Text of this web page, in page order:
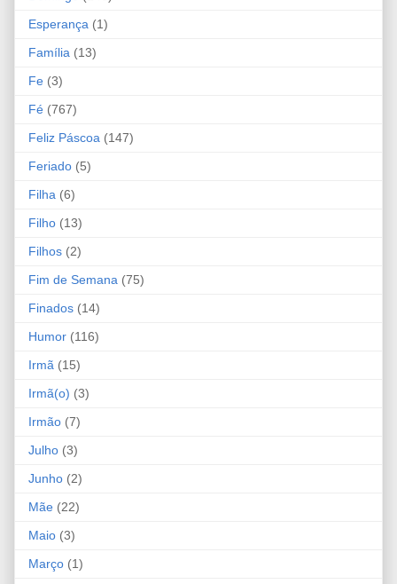
Esperança (1)
Família (13)
Fe (3)
Fé (767)
Feliz Páscoa (147)
Feriado (5)
Filha (6)
Filho (13)
Filhos (2)
Fim de Semana (75)
Finados (14)
Humor (116)
Irmã (15)
Irmã(o) (3)
Irmão (7)
Julho (3)
Junho (2)
Mãe (22)
Maio (3)
Março (1)